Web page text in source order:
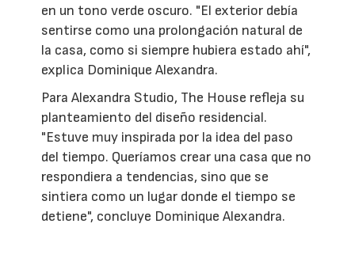
en un tono verde oscuro. "El exterior debía
sentirse como una prolongación natural de
la casa, como si siempre hubiera estado ahí",
explica Dominique Alexandra.
Para Alexandra Studio, The House refleja su
planteamiento del diseño residencial.
"Estuve muy inspirada por la idea del paso
del tiempo. Queríamos crear una casa que no
respondiera a tendencias, sino que se
sintiera como un lugar donde el tiempo se
detiene", concluye Dominique Alexandra.